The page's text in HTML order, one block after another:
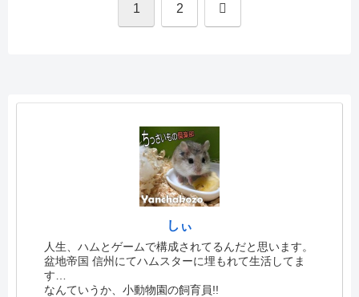
1 2 次
しぃ
人生、ハムとゲームで構成されてるんだと思います。
盆地帝国 信州にてハムスターに埋もれて生活してま
す…
なんていうか、小動物園の飼育員!!